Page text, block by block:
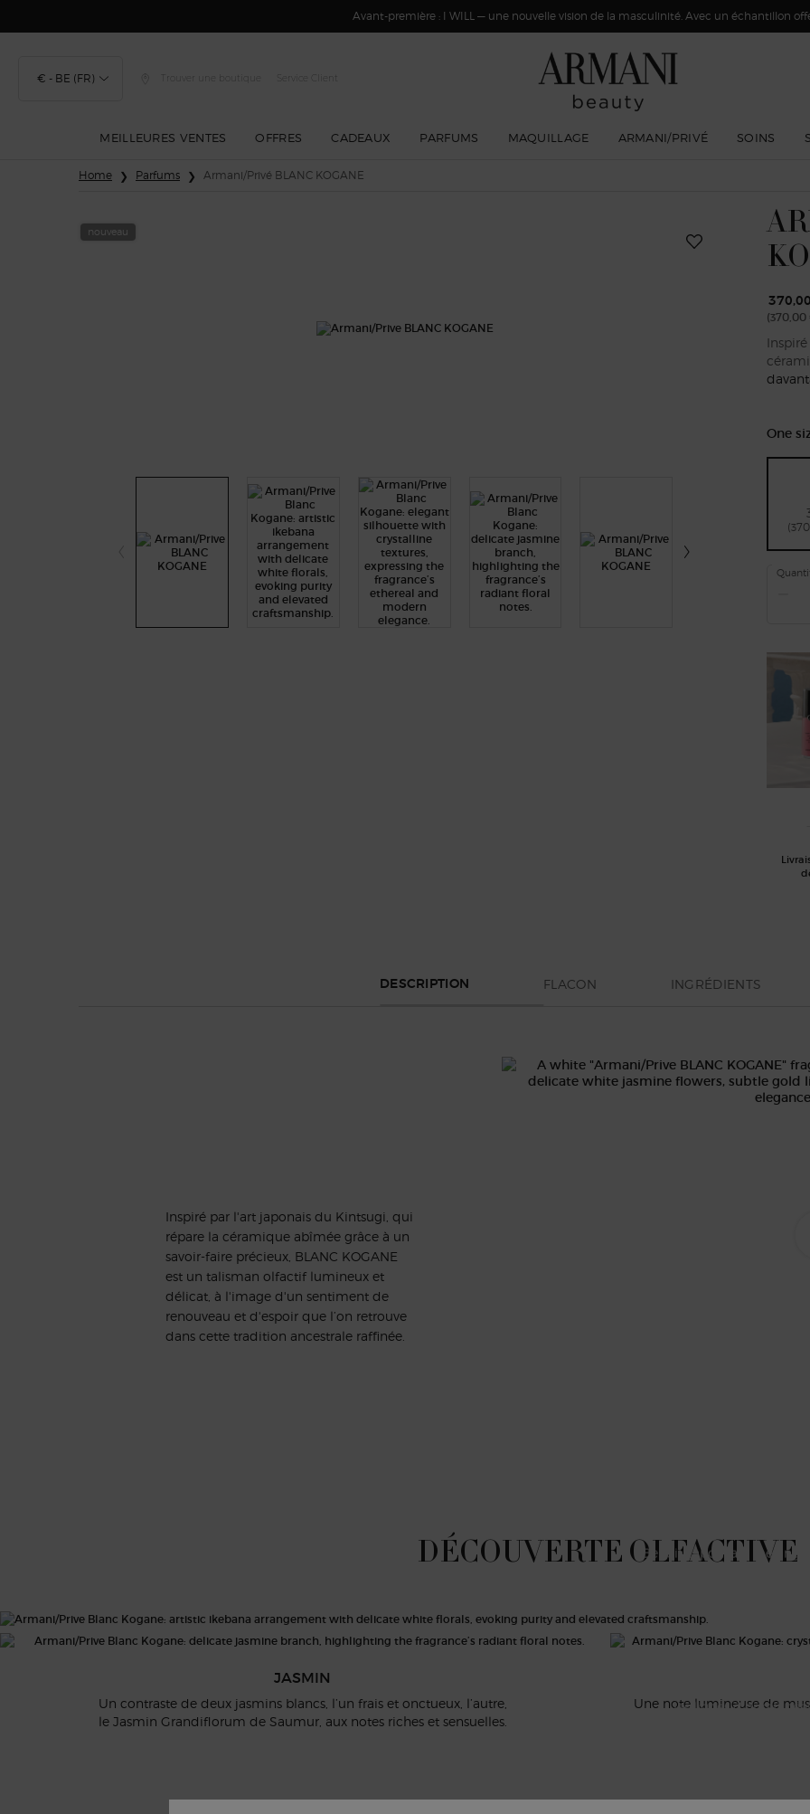
Avant-première : I WILL — une nouvelle vision de la masculinité. Avec un échantillon
€ - BE (FR) Trouver une boutique Service Client
MEILLEURES VENTES OFFRES CADEAUX PARFUMS MAQUILLAGE ARMANI/PRIVÉ SOINS
Home Parfums Armani/Privé BLANC KOGANE
nouveau
One
DESCRIPTION FLACON INGRÉDIENTS
Inspiré par l'art japonais du Kintsugi, qui
répare la céramique abîmée grâce à un
savoir-faire précieux, BLANC KOGANE
est un talisman olfactif lumineux et
délicat, à l'image d'un sentiment de
renouveau et d'espoir que l’on retrouve
dans cette tradition ancestrale raffinée.
DÉCOUVERTE OLFACTIVE
Benoit Lapouza a
les lignes d’or
JASMIN
Un contraste de deux jasmins blancs, l’un frais et onctueux, l’autre,
le Jasmin Grandiflorum de Saumur, aux notes riches et sensuelles.
Une note lumineuse de